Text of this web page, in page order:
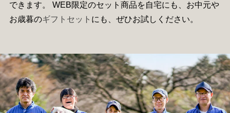
できます。 WEB限定のセット商品を自宅にも、お中元や
お歳暮のギフトセット にも、ぜひお試しください。